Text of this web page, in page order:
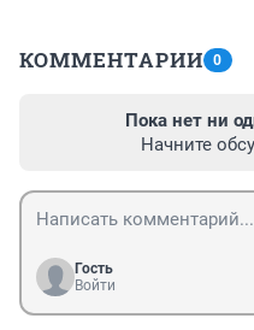
КОММЕНТАРИИ 0
Пока нет ни
Начните
Гость
Войти